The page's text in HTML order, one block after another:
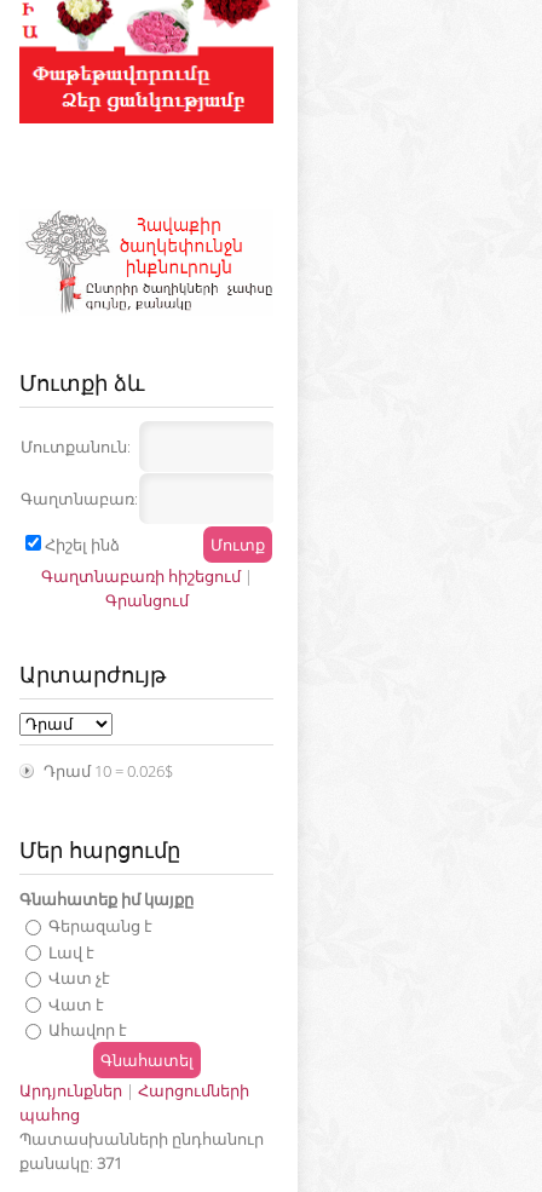
Մուտքի ձև
Մուտքանուն:
Գաղտնաբառ:
Հիշել ինձ
Գաղտնաբառի հիշեցում|
Գրանցում
Արտարժույթ
Դրամ 10 =0.026$
Մեր հարցումը
Գնահատեք իմ կայքը
Գերազանց է
Լավ է
Վատ չէ
Վատ է
Ահավոր է
Արդյունքներ | Հարցումների
պահոց
Պատասխանների ընդհանուր
քանակը: 371